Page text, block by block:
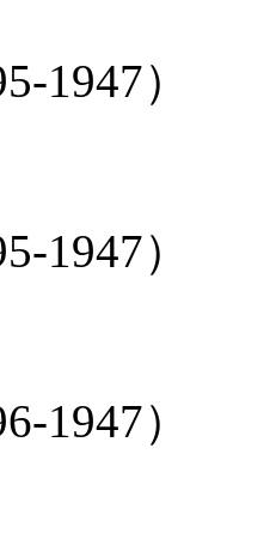
1947）
1947）
1947）